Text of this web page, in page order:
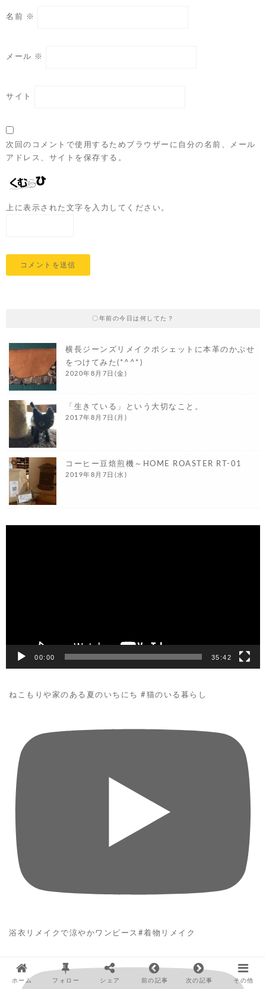
名前 ※
メール ※
サイト
次回のコメントで使用するためブラウザーに自分の名前、メール
アドレス、サイトを保存する。
上に表示された文字を入力してください。
〇年前の今日は何してた？
横長ジーンズリメイクポシェットに本革のかぶせ
をつけてみた(*^^*)
2020年8月7日(金)
「生きている」という大切なこと。
2017年8月7日(月)
コーヒー豆焙煎機～HOME ROASTER RT-01
2019年8月7日(水)
00:00 35:42
ねこもりや家のある夏のいちにち #猫のいる暮らし
浴衣リメイクで涼やかワンピース#着物リメイク
ホーム フォロー シェア 前の記事 次の記事 その他